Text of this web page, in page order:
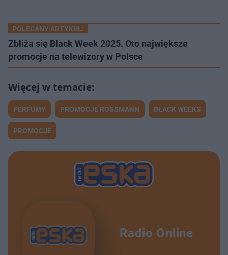
POLECANY ARTYKUŁ:
Zbliża się Black Week 2025. Oto największe
promocje na telewizory w Polsce
PERFUMY PROMOCJE ROSSMANN BLACK WEEKS
PROMOCJE
Radio Online